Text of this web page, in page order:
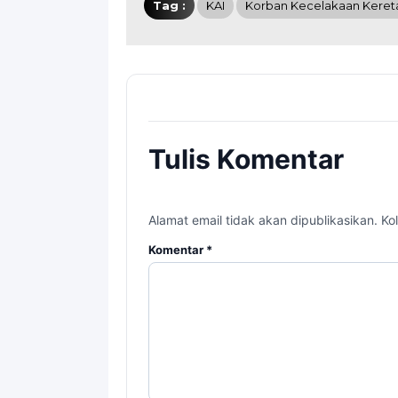
Tag : KAI Korban Kecelakaan
Tulis Komentar